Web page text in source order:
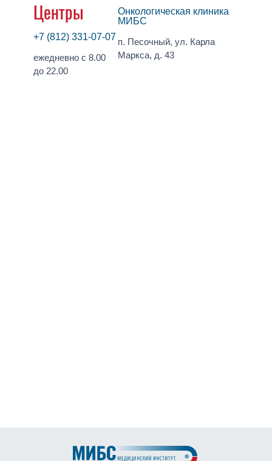
Центры
+7 (812) 331-07-07
ежедневно с 8.00
до 22.00
Онкологическая клиника
МИБС
п. Песочный, ул. Карла
Маркса, д. 43